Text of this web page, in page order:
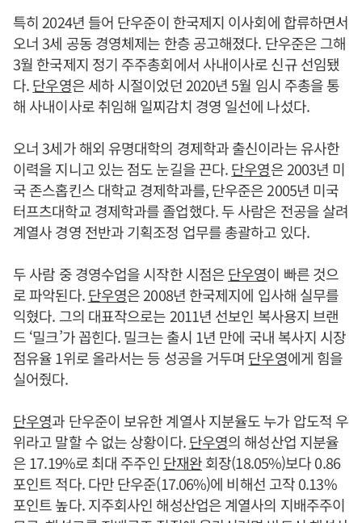
특히 2024년 들어 단우준이 한국제지 이사회에 합류하면서
오너 3세 공동 경영체제는 한층 공고해졌다. 단우준은 그해
3월 한국제지 정기 주주총회에서 사내이사로 신규 선임됐
다.단우영은 세하 시절이었던 2020년 5월 임시 주총을 통
해 사내이사로 취임해 일찌감치 경영 일선에 나섰다.
오너 3세가 해외 유명대학의 경제학과 출신이라는 유사한
이력을 지니고 있는 점도 눈길을 끈다.단우영은 2003년 미
국 존스홉킨스 대학교 경제학과를, 단우준은 2005년 미국
터프츠대학교 경제학과를 졸업했다. 두 사람은 전공을 살려
계열사 경영 전반과 기획조정 업무를 총괄하고 있다.
두 사람 중 경영수업을 시작한 시점은단우영이 빠른 것으
로 파악된다.단우영은 2008년 한국제지에 입사해 실무를
익혔다. 그의 대표작으로는 2011년 선보인 복사용지 브랜
드 ‘밀크’가 꼽힌다. 밀크는 출시 1년 만에 국내 복사지 시장
점유율 1위로 올라서는 등 성공을 거두며 단우영에게 힘을
실어줬다.
단우영과 단우준이 보유한 계열사 지분율도 누가 압도적 우
위라고 말할 수 없는 상황이다.단우영의 해성산업 지분율
은 17.19%로 최대 주주인 단재완회장(18.05%)보다 0.86
포인트 적다. 다만 단우준(17.06%)에 비해선 고작 0.13%
포인트 높다. 지주회사인 해성산업은 계열사의 지배주주이